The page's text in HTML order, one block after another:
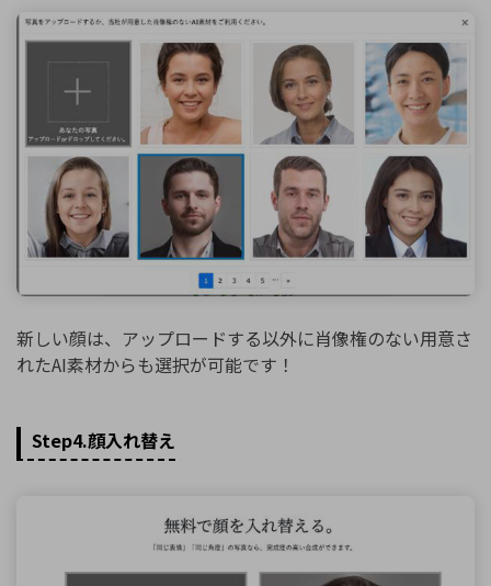
新しい顔は、アップロードする以外に肖像権のない用意さ
れたAI素材からも選択が可能です！
Step4.顔入れ替え